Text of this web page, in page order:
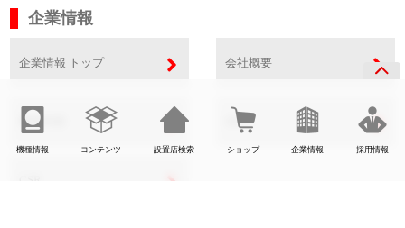
機種情報 コンテンツ 設置店検索 ショップ 企業情報 採用情報
企業情報
企業情報 トップ 会社概要
事業内容 SDGs